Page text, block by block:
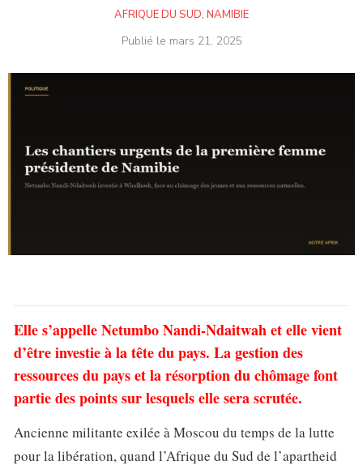
AFRIQUE DU SUD, NAMIBIE
Publié le mars 21, 2025
Elle s’appelle Netumbo Nandi-Ndaitwah et elle vient
d’être investie à la tête du pays. La gestion des
ressources du pays et la résorption du chômage font
partie des points sur lesquels elle sera scrutée.
Ancienne militante exilée à Moscou du temps de la lutte
pour la libération, quand l’Afrique du Sud de l’apartheid